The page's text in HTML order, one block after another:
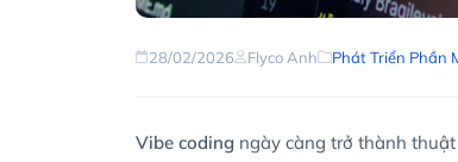
28/02/2026 Flyco Anh Phát Triển Phần
Vibe coding ngày càng trở thành